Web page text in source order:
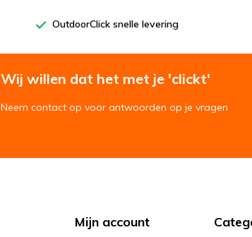
OutdoorClick snelle levering
Wij willen dat het met je 'clickt'
Neem contact op voor antwoorden op je vragen
Mijn account